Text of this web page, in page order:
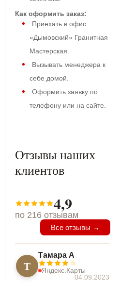
Как оформить заказ:
Приехать в офис
«Дымовский» Гранитная
Мастерская.
Вызывать менеджера к
себе домой.
Оформить заявку по
телефону или на сайте.
Отзывы наших
клиентов
4,9
по 216 отзывам
Все отзывы →
Т
Тамара А
Яндекс.Карты
04.09.2023